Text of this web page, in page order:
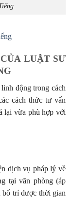
LUẬT SƯ
động trong cách
cách thức tư vấn
lại vừa phù hợp với
dịch vụ pháp lý về
tại văn phòng (áp
bố trí được thời gian